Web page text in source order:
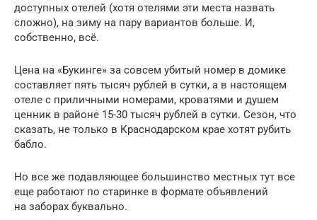
доступных отелей (хотя отелями эти места назвать
сложно), на зиму на пару вариантов больше. И,
собственно, всё.
Цена на «Букинге» за совсем убитый номер в домике
составляет пять тысяч рублей в сутки, а в настоящем
отеле с приличными номерами, кроватями и душем
ценник в районе 15-30 тысяч рублей в сутки. Сезон, что
сказать, не только в Краснодарском крае хотят рубить
бабло.
Но все же подавляющее большинство местных тут все
еще работают по старинке в формате объявлений
на заборах буквально.